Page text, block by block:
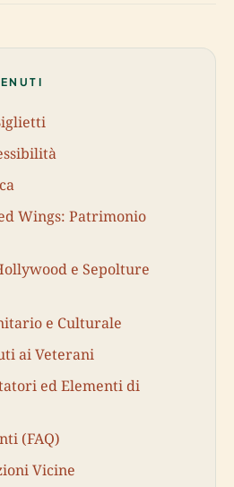
Wings: Patrimonio
e Sepolture
e Culturale
ai Veterani
ed Elementi di
(FAQ)
Vicine